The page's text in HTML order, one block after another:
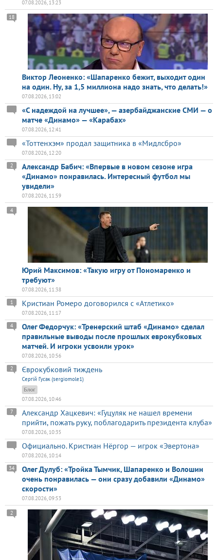
07.08.2026, 13:23
Виктор Леоненко: «Шапаренко бежит, выходит один
на один. Ну, за 1,5 миллиона надо знать, что делать!»
18
07.08.2026, 13:02
«С надеждой на лучшее», — азербайджанские СМИ — о
матче «Динамо» — «Карабах»
07.08.2026, 12:41
«Тоттенхэм» продал защитника в «Мидлсбро»
07.08.2026, 12:20
Александр Бабич: «Впервые в новом сезоне игра
«Динамо» понравилась. Интересный футбол мы
увидели»
2
07.08.2026, 11:59
Юрий Максимов: «Такую игру от Пономаренко и
требуют»
4
07.08.2026, 11:38
Кристиан Ромеро договорился с «Атлетико»
1
07.08.2026, 11:17
Олег Федорчук: «Тренерский штаб «Динамо» сделал
правильные выводы после прошлых еврокубковых
матчей. И игроки усвоили урок»
4
07.08.2026, 10:56
Єврокубковий тиждень
2
Сергій Гусак (sergiomole1)
Блог
07.08.2026, 10:46
Александр Хацкевич: «Гуцуляк не нашел времени
прийти, пожать руку, поблагодарить президента клуба»
7
07.08.2026, 10:35
Официально. Кристиан Нёргор — игрок «Эвертона»
07.08.2026, 10:14
Олег Дулуб: «Тройка Тымчик, Шапаренко и Волошин
очень понравилась — они сразу добавили «Динамо»
скорости»
34
07.08.2026, 09:53
2